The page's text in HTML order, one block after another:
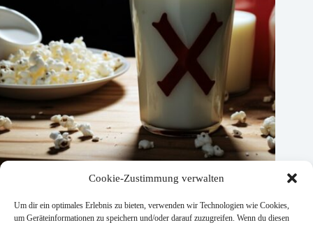
Cookie-Zustimmung verwalten
Um dir ein optimales Erlebnis zu bieten, verwenden wir Technologien wie Cookies,
um Geräteinformationen zu speichern und/oder darauf zuzugreifen. Wenn du diesen
Sie es!